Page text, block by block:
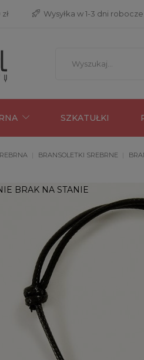
 Wysyłka w 1-3 dni robocze
SZKATUŁKI
BRANSOLETKI SREBRNE
BRAK NA STANIE